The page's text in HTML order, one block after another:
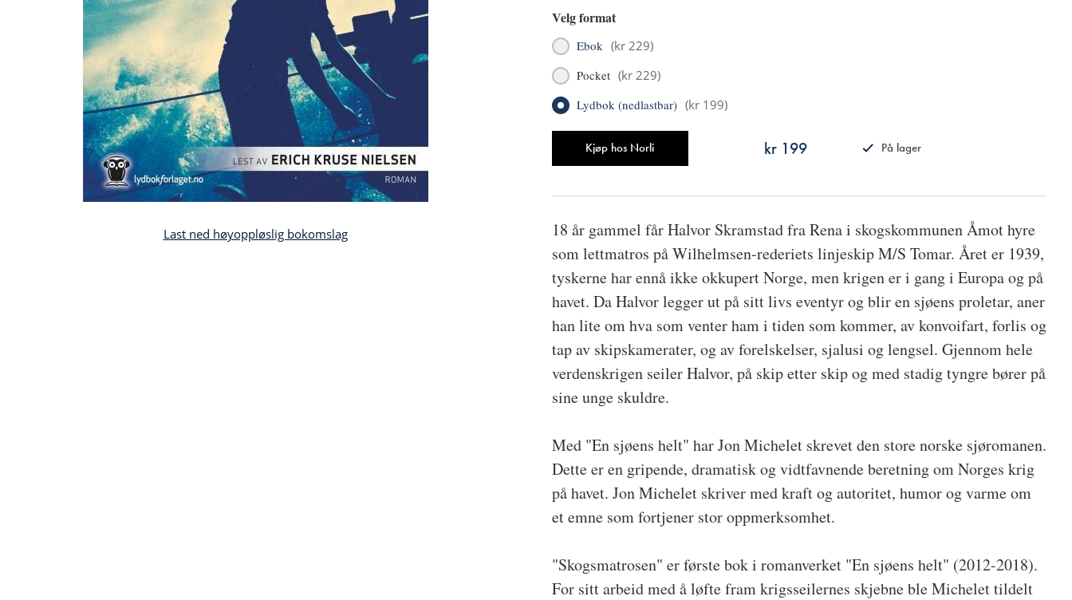
Last ned høyoppløslig bokomslag
Velg format
Ebok (kr 229)
Pocket (kr 229)
Lydbok (nedlastbar) (kr 199)
Kjøp hos Norli kr 199
På lager
18 år gammel får Halvor Skramstad fra Rena i skogskommunen Åmot hyre
som lettmatros på Wilhelmsen-rederiets linjeskip M/S Tomar. Året er 1939,
tyskerne har ennå ikke okkupert Norge, men krigen er i gang i Europa og på
havet. Da Halvor legger ut på sitt livs eventyr og blir en sjøens proletar, aner
han lite om hva som venter ham i tiden som kommer, av konvoifart, forlis og
tap av skipskamerater, og av forelskelser, sjalusi og lengsel. Gjennom hele
verdenskrigen seiler Halvor, på skip etter skip og med stadig tyngre bører på
sine unge skuldre.
Med "En sjøens helt" har Jon Michelet skrevet den store norske sjøromanen.
Dette er en gripende, dramatisk og vidtfavnende beretning om Norges krig
på havet. Jon Michelet skriver med kraft og autoritet, humor og varme om
et emne som fortjener stor oppmerksomhet.
"Skogsmatrosen" er første bok i romanverket "En sjøens helt" (2012-2018).
For sitt arbeid med å løfte fram krigsseilernes skjebne ble Michelet tildelt